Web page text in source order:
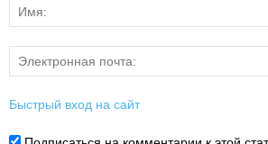
Быстрый вход на сайт